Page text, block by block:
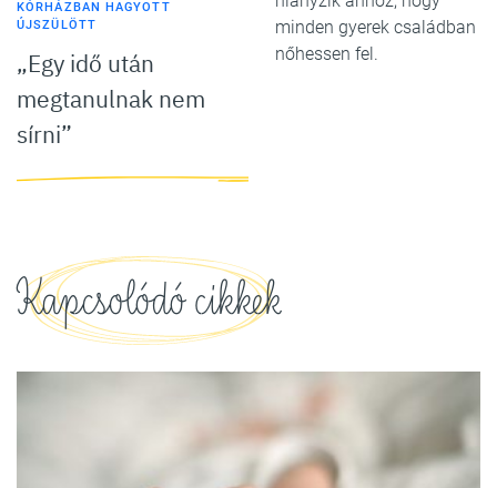
KÓRHÁZBAN HAGYOTT
ÚJSZÜLÖTT
„Egy idő után
megtanulnak nem
sírni”
minden gyerek családban
nőhessen fel.
Kapcsolódó cikkek